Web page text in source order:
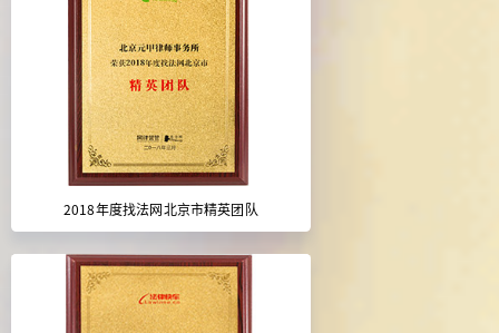
2018年度找法网北京市精英团队